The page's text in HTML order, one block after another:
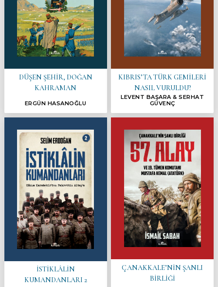
DÜŞEN ŞEHİR, DOĞAN
KAHRAMAN
ERGÜN HASANOĞLU
KIBRIS’TA TÜRK GEMİLERİ
NASIL VURULDU?
LEVENT BAŞARA & SERHAT
GÜVENÇ
İSTİKLÂLİN
KUMANDANLARI 2
ÇANAKKALE’NİN ŞANLI
BİRLİĞİ